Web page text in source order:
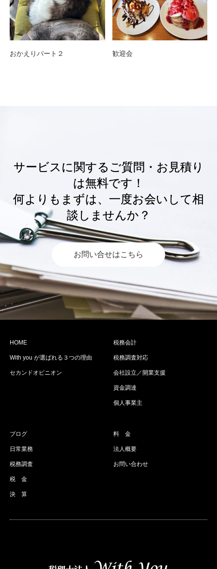
おかえりパート２ 歓迎会
サービスに関するご質問・お見積り
は無料です！
何よりもまずは、一度お会いして相
談しませんか？
お問い合せはこちら
HOME
With you が選ばれる３つの理由
セカンドオピニオン
税務会計
税務調査対応
会社設立／開業支援
資金調達
個人事業主
ブログ
日常業務
税務調査
税 金
決 算
料 金
法人概要
お問い合わせ